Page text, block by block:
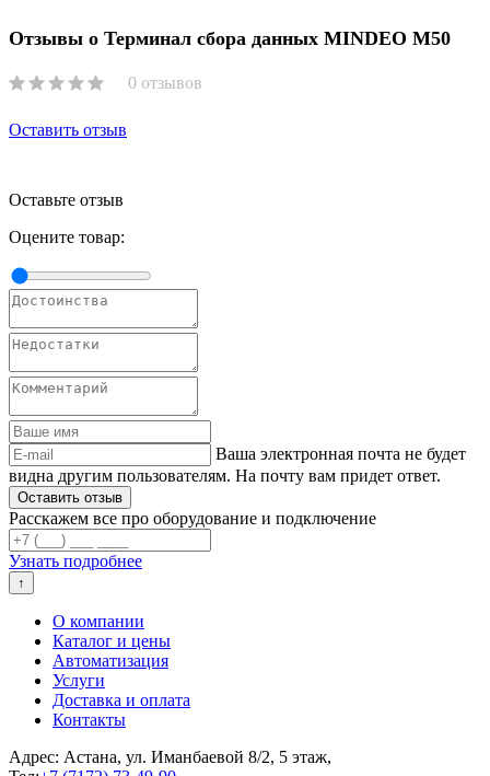
Отзывы о Терминал сбора данных MINDEO M50
0 отзывов
Оставить отзыв
Оставьте отзыв
Оцените товар:
Ваша электронная почта не будет
видна другим пользователям. На почту вам придет ответ.
Расскажем все про оборудование и подключение
Узнать подробнее
↑
О компании
Каталог и цены
Автоматизация
Услуги
Доставка и оплата
Контакты
Адрес: Астана, ул. Иманбаевой 8/2, 5 этаж,